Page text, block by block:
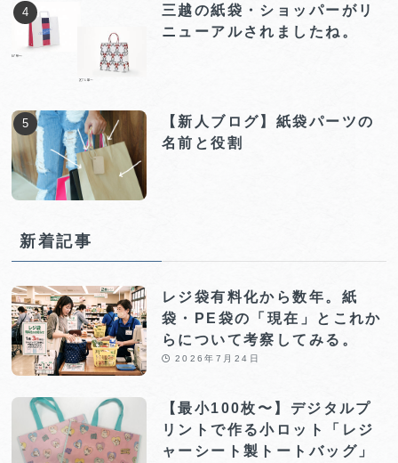
三越の紙袋・ショッパーがリ
ニューアルされましたね。
【新人ブログ】紙袋パーツの
名前と役割
新着記事
レジ袋有料化から数年。紙
袋・PE袋の「現在」とこれか
らについて考察してみる。
2026年7月24日
【最小100枚〜】デジタルプ
リントで作る小ロット「レジ
ャーシート製トートバッグ」